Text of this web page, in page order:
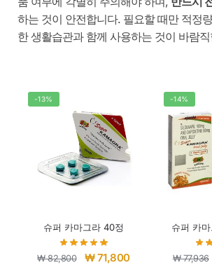
하는 것이 안전합니다. 필요할 때만 적정
한 생활습관과 함께 사용하는 것이 바람
-13%
슈퍼 카마그라 40정
₩82,800 ₩71,800
-14%
슈퍼 카
₩77,936